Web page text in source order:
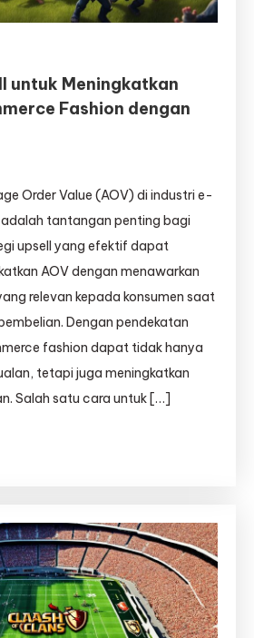
untuk Meningkatkan
Fashion dengan
Order Value (AOV) di industri e-
tantangan penting bagi
upsell yang efektif dapat
AOV dengan menawarkan
relevan kepada konsumen saat
Dengan pendekatan
fashion dapat tidak hanya
tetapi juga meningkatkan
Salah satu cara untuk […]